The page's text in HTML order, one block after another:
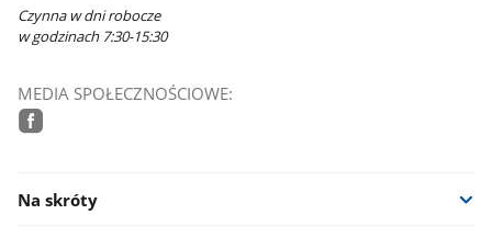
Czynna w dni robocze
w godzinach 7:30-15:30
MEDIA SPOŁECZNOŚCIOWE:
Na skróty